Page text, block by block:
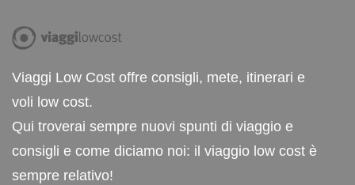
Viaggi Low Cost offre consigli, mete, itinerari e
voli low cost.
Qui troverai sempre nuovi spunti di viaggio e
consigli e come diciamo noi: il viaggio low cost è
sempre relativo!